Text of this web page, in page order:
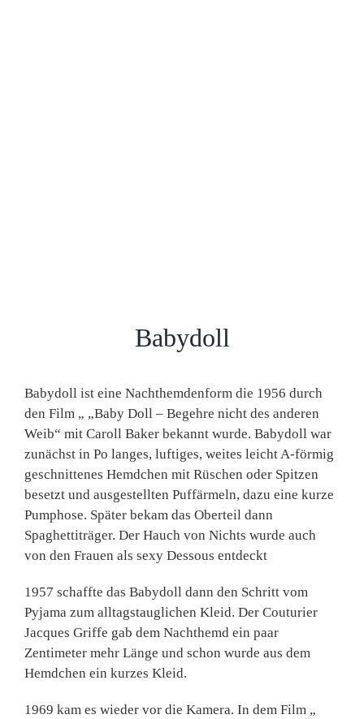
Babydoll
Babydoll ist eine Nachthemdenform die 1956 durch
den Film „ „Baby Doll – Begehre nicht des anderen
Weib“ mit Caroll Baker bekannt wurde. Babydoll war
zunächst in Po langes, luftiges, weites leicht A-förmig
geschnittenes Hemdchen mit Rüschen oder Spitzen
besetzt und ausgestellten Puffärmeln, dazu eine kurze
Pumphose. Später bekam das Oberteil dann
Spaghettiträger. Der Hauch von Nichts wurde auch
von den Frauen als sexy Dessous entdeckt
1957 schaffte das Babydoll dann den Schritt vom
Pyjama zum alltagstauglichen Kleid. Der Couturier
Jacques Griffe gab dem Nachthemd ein paar
Zentimeter mehr Länge und schon wurde aus dem
Hemdchen ein kurzes Kleid.
1969 kam es wieder vor die Kamera. In dem Film „